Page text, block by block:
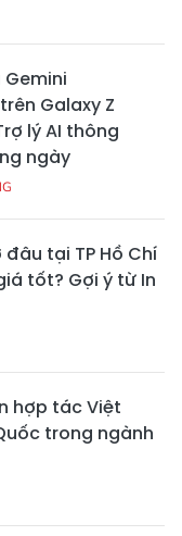
Gemini
Galaxy Z
lý AI thông
ngày
tại TP Hồ Chí
tốt? Gợi ý từ In
hợp tác Việt
trong ngành